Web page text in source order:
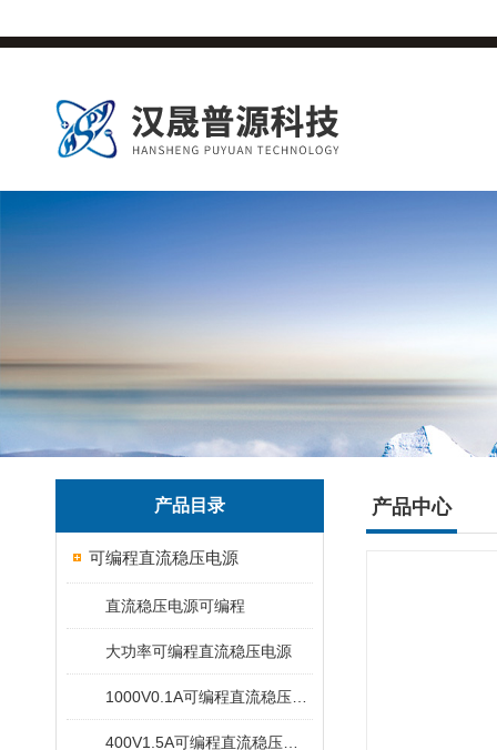
产品目录
可编程直流稳压电源
直流稳压电源可编程
大功率可编程直流稳压电源
产品中心